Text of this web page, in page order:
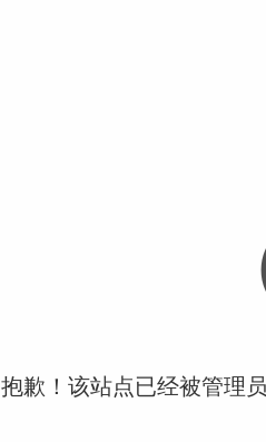
抱歉！该站点已经被管理